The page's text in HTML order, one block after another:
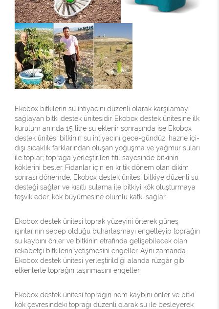
Ekobox bitkilerin su ihtiyacını düzenli olarak karşılamayı
sağlayan bitki destek ünitesidir. Ekobox destek ünitesine ilk
kurulum anında 15 litre su eklenir sonrasında ise Ekobox
destek ünitesi bitkinin su ihtiyacını gece-gündüz, hazne içi-
dışı sıcaklık farklarından oluşan yoğuşma ve yağmur suları
ile toplar; toprağa yerleştirilen fitil sayesinde bitkinin
köklerini besler. Fidanlar için en kritik dönem olan dikim
sonrası dönemde, Ekobox destek ünitesi bitkiye düzenli su
desteği sağlar ve kısıtlı sulama ile bitkiyi kök oluşturmaya
teşvik eder, kök büyümesine olumlu katkı sağlar.
Ekobox destek ünitesi toprak yüzeyini örterek güneş
ışınlarının sebep olduğu buharlaşmayı engelleyip toprağın
su kaybını önler ve bitkinin etrafında gelişebilecek olan
rekabetçi bitkilerin yetişmesini engeller. Aynı zamanda
Ekobox destek ünitesi yerleştirildiği alanda rüzgâr gibi
etkenlerle toprağın taşınmasını engeller.
Ekobox destek ünitesi toprağın nem kaybını önler ve bitki
kök çevresindeki toprağı düzenli olarak su ile besleyerek